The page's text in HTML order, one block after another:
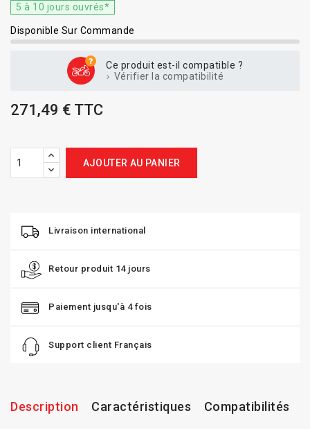
5 à 10 jours ouvrés*
Disponible Sur Commande
Ce produit est-il compatible ?
Vérifier la compatibilité
271,49 € TTC
AJOUTER AU PANIER
Livraison international
Retour produit 14 jours
Paiement jusqu'à 4 fois
Support client Français
Description Caractéristiques Compatibilités